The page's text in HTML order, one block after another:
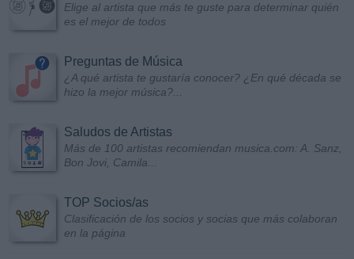
Elige al artista que más te guste para determinar quién
es el mejor de todos
Preguntas de Música
¿A qué artista te gustaría conocer? ¿En qué década se
hizo la mejor música?...
Saludos de Artistas
Más de 100 artistas recomiendan musica.com: A. Sanz,
Bon Jovi, Camila...
TOP Socios/as
Clasificación de los socios y socias que más colaboran
en la página